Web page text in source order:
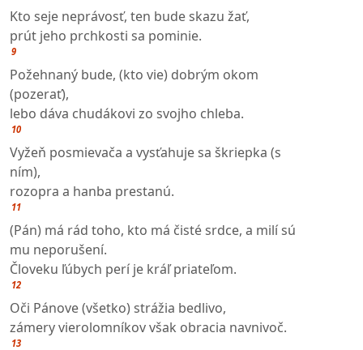
Kto seje neprávosť, ten bude skazu žať,
prút jeho prchkosti sa pominie.
9
Požehnaný bude, (kto vie) dobrým okom
(pozerať),
lebo dáva chudákovi zo svojho chleba.
10
Vyžeň posmievača a vysťahuje sa škriepka (s
ním),
rozopra a hanba prestanú.
11
(Pán) má rád toho, kto má čisté srdce, a milí sú
mu neporušení.
Človeku ľúbych perí je kráľ priateľom.
12
Oči Pánove (všetko) strážia bedlivo,
zámery vierolomníkov však obracia navnivoč.
13